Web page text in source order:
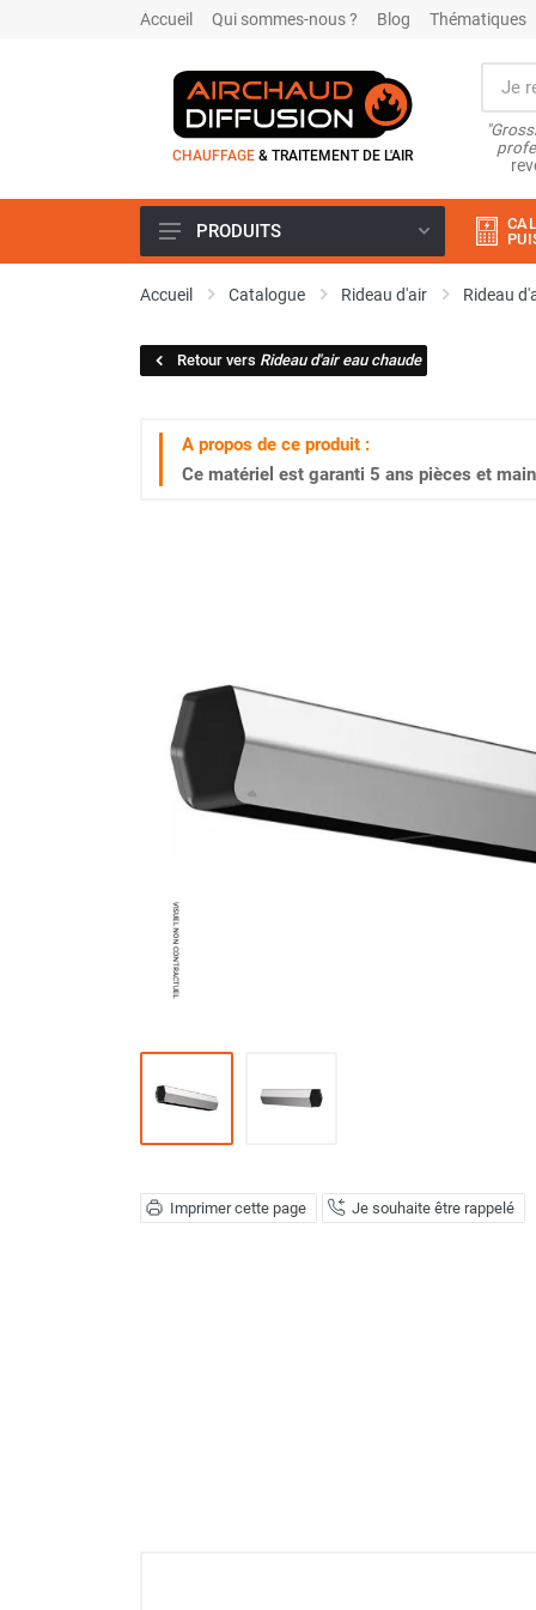
Accueil Qui sommes-nous ? Blog Thématiques
CHAUFFAGE & TRAITEMENT DE L'AIR
Climatiseur
Climatiseur mobile résidentiel et
Rafraîchisseur d'air
Rafraichisseur d'air mobile
Brasseur d'air
Ventilateur fixe
Ventilateur industriel
Ventilateur de chantier
Ventilateur centrifuge
Ventilateur de sol
Ventilateur de table
Extracteur d'air mural
Extracteur d'air mural hélicoïde
Extracteur d'air mural centrifuge
Extracteur d'air mural résidentiel
Déstratificateur ventilateur de
plafond
Déstratificateur industriel à pales
Déstratificateur de plafond design
Déstratificateur Airius
PRODUITS
Accueil Catalogue Rideau d'air Rideau
Retour vers Rideau d'air eau chaude
A propos de ce produit :
Ce matériel est garanti 5 ans pièces et
Imprimer cette page Je souhaite être rappelé